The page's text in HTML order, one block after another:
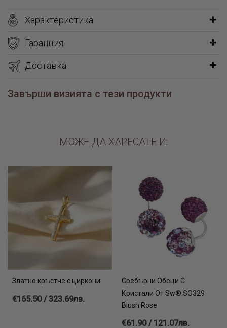
Характеристика
Гаранция
Доставка
Завърши визията с тези продукти
МОЖЕ ДА ХАРЕСАТЕ И:
Златно кръстче с циркони
€165.50 / 323.69лв.
Сребърни Обеци С
Кристали От Sw® SO329
Blush Rose
€61.90 / 121.07лв.